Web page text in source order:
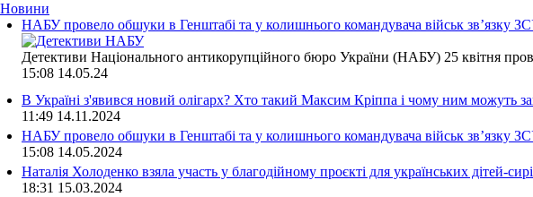
Новини
НАБУ провело обшуки в Генштабі та у колишнього командувача військ зв’язку
Детективи Національного антикорупційного бюро України (НАБУ) 25 квітня
15:08 14.05.24
В Україні з'явився новий олігарх? Хто такий Максим Кріппа і чому ним можуть
11:49 14.11.2024
НАБУ провело обшуки в Генштабі та у колишнього командувача військ зв’язку
15:08 14.05.2024
Наталія Холоденко взяла участь у благодійному проєкті для українських дітей-
18:31 15.03.2024